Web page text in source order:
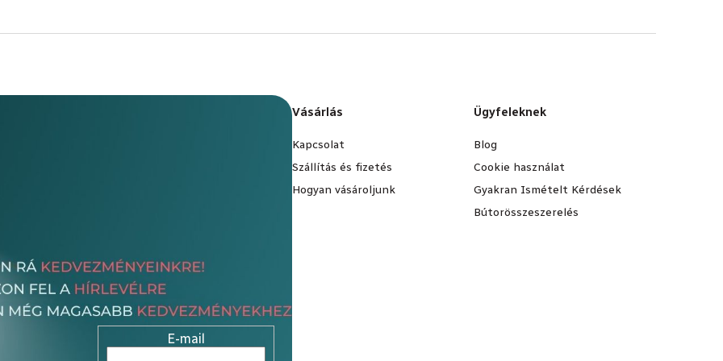
E-mail
Vásárlás
Kapcsolat
Szállítás és fizetés
Hogyan vásároljunk
Ügyfeleknek
Blog
Cookie használat
Gyakran Ismételt Kérdések
Bútorösszeszerelés